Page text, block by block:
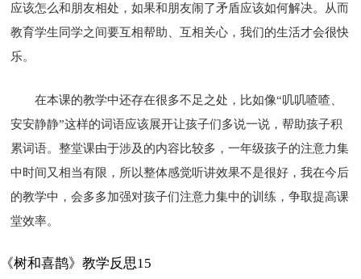
应该怎么和朋友相处，如果和朋友闹了矛盾应该如何解决。从而
教育学生同学之间要互相帮助、互相关心，我们的生活才会很快
乐。
在本课的教学中还存在很多不足之处，比如像“叽叽喳喳、
安安静静”这样的词语应该展开让孩子们多说一说，帮助孩子积
累词语。整堂课由于涉及的内容比较多，一年级孩子的注意力集
中时间又相当有限，所以整体感觉听讲效果不是很好，我在今后
的教学中，会多多加强对孩子们注意力集中的训练，争取提高课
堂效率。
《树和喜鹊》教学反思15